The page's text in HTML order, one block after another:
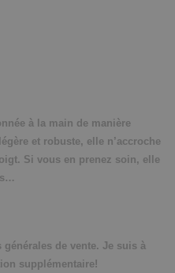
à la main de manière
et robuste, elle n’accroche
Si vous en prenez soin, elle
de vente. Je suis à
supplémentaire!